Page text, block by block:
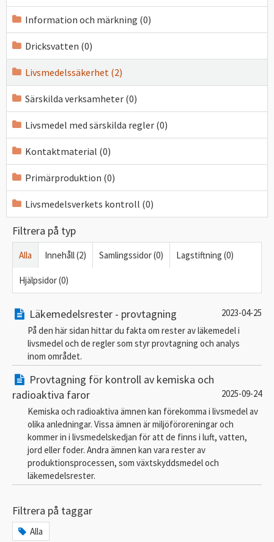
Information och märkning (0)
Dricksvatten (0)
Livsmedelssäkerhet (2)
Särskilda verksamheter (0)
Livsmedel med särskilda regler (0)
Kontaktmaterial (0)
Primärproduktion (0)
Livsmedelsverkets kontroll (0)
Filtrera på typ
Alla Innehåll (2) Samlingssidor (0) Lagstiftning (0)
Hjälpsidor (0)
Läkemedelsrester - provtagning
2023-04-25
På den här sidan hittar du fakta om rester av läkemedel i
livsmedel och de regler som styr provtagning och analys
inom området.
Provtagning för kontroll av kemiska och
radioaktiva faror
2025-09-24
Kemiska och radioaktiva ämnen kan förekomma i livsmedel av
olika anledningar. Vissa ämnen är miljöföroreningar och
kommer in i livsmedelskedjan för att de finns i luft, vatten,
jord eller foder. Andra ämnen kan vara rester av
produktionsprocessen, som växtskyddsmedel och
läkemedelsrester.
Filtrera på taggar
Alla